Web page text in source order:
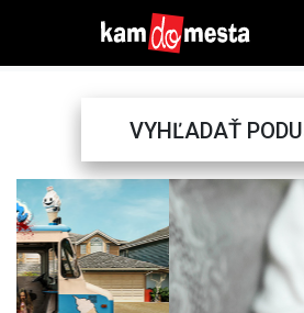
VYHĽADAŤ
Previous